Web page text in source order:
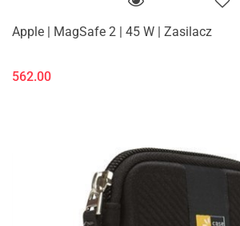
Apple | MagSafe 2 | 45 W | Zasilacz
562.00